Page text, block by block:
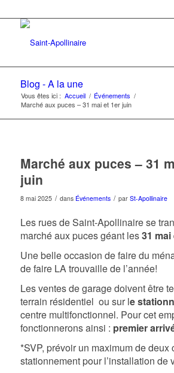
Blog - A la une
Vous êtes ici : Accueil / Événements /
Marché aux puces – 31 mai et 1er juin
Marché aux puces – 31
juin
8 mai 2025 / dans Événements / par St-Apollinaire
Les rues de Saint-Apollinaire se
marché aux puces géant les31
Une belle occasion de faire du
de faire LA trouvaille de l’année!
Les ventes de garage doivent être
terrain résidentiel ou sur le
centre multifonctionnel. Pour cet
fonctionnerons ainsi : premier
*SVP, prévoir un maximum de deux
stationnement pour l’installation de